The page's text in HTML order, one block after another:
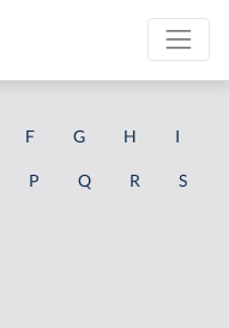
F G H I
P Q R S